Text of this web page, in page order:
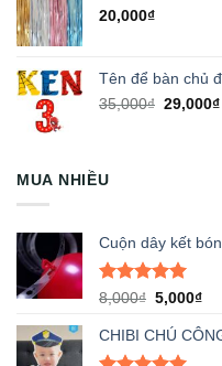
20,000₫
Tên để bàn chủ
35,000₫ Giá
29,000₫
MUA NHIỀU
Cuộn dây kết
Được xếp
5 sao
8,000₫ Giá
là:
8,000₫.
5,000₫Giá
tại
CHIBI CHÚ